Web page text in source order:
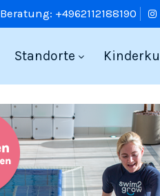
Beratung: +4962112188190
Standorte